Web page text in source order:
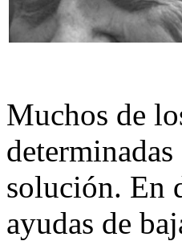
Muchos de
solución. En
ayudas de